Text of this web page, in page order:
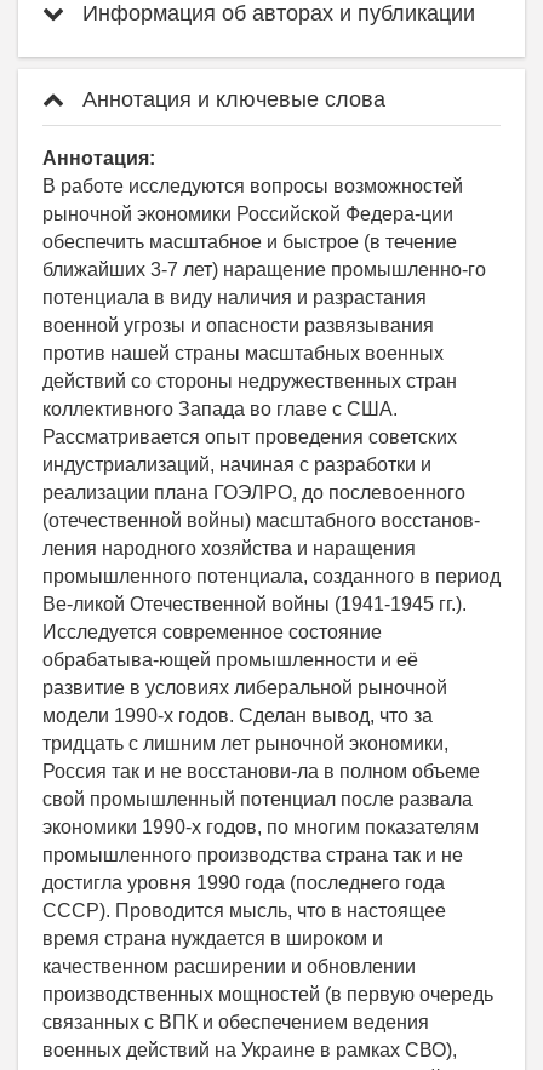
Информация об авторах и публикации
Аннотация и ключевые слова
Аннотация:
В работе исследуются вопросы возможностей
рыночной экономики Российской Федера-ции
обеспечить масштабное и быстрое (в течение
ближайших 3-7 лет) наращение промышленно-го
потенциала в виду наличия и разрастания
военной угрозы и опасности развязывания
против нашей страны масштабных военных
действий со стороны недружественных стран
коллективного Запада во главе с США.
Рассматривается опыт проведения советских
индустриализаций, начиная с разработки и
реализации плана ГОЭЛРО, до послевоенного
(отечественной войны) масштабного восстанов-
ления народного хозяйства и наращения
промышленного потенциала, созданного в период
Ве-ликой Отечественной войны (1941-1945 гг.).
Исследуется современное состояние
обрабатыва-ющей промышленности и её
развитие в условиях либеральной рыночной
модели 1990-х годов. Сделан вывод, что за
тридцать с лишним лет рыночной экономики,
Россия так и не восстанови-ла в полном объеме
свой промышленный потенциал после развала
экономики 1990-х годов, по многим показателям
промышленного производства страна так и не
достигла уровня 1990 года (последнего года
СССР). Проводится мысль, что в настоящее
время страна нуждается в широком и
качественном расширении и обновлении
производственных мощностей (в первую очередь
связанных с ВПК и обеспечением ведения
военных действий на Украине в рамках СВО),